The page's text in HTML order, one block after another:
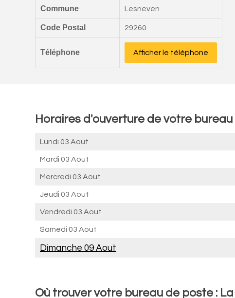
Commune Lesneven
Code Postal 29260
Téléphone Afficher le téléphone
Horaires d'ouverture de votre
Lundi 03 Aout
Mardi 03 Aout
Mercredi 03 Aout
Jeudi 03 Aout
Vendredi 03 Aout
Samedi 03 Aout
Dimanche 09 Aout
Où trouver votre bureau de poste :